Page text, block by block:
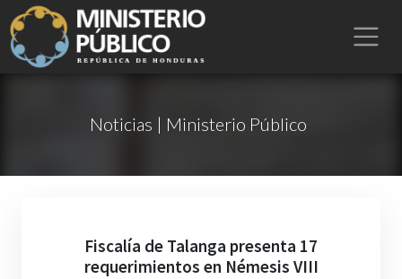
Noticias | Ministerio Público
Fiscalía de Talanga presenta 17
requerimientos en Némesis VIII